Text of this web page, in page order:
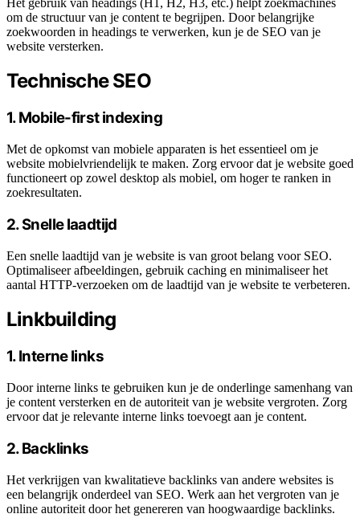
om de structuur van je content te begrijpen. Door belangrijke
zoekwoorden in headings te verwerken, kun je de SEO van je
website versterken.
Technische SEO
1. Mobile-first indexing
Met de opkomst van mobiele apparaten is het essentieel om je
website mobielvriendelijk te maken. Zorg ervoor dat je website goed
functioneert op zowel desktop als mobiel, om hoger te ranken in
zoekresultaten.
2. Snelle laadtijd
Een snelle laadtijd van je website is van groot belang voor SEO.
Optimaliseer afbeeldingen, gebruik caching en minimaliseer het
aantal HTTP-verzoeken om de laadtijd van je website te verbeteren.
Linkbuilding
1. Interne links
Door interne links te gebruiken kun je de onderlinge samenhang van
je content versterken en de autoriteit van je website vergroten. Zorg
ervoor dat je relevante interne links toevoegt aan je content.
2. Backlinks
Het verkrijgen van kwalitatieve backlinks van andere websites is
een belangrijk onderdeel van SEO. Werk aan het vergroten van je
online autoriteit door het genereren van hoogwaardige backlinks.